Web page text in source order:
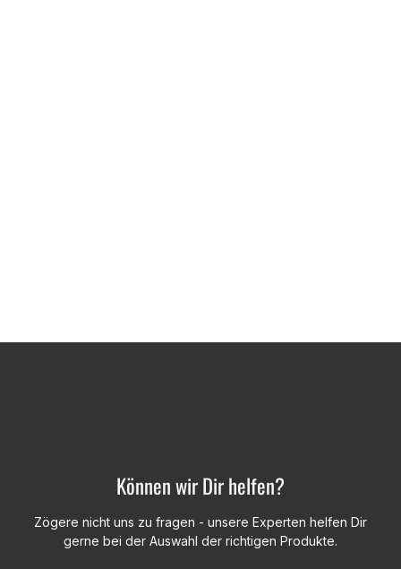
Können wir Dir helfen?
Zögere nicht uns zu fragen - unsere Experten helfen Dir
gerne bei der Auswahl der richtigen Produkte.